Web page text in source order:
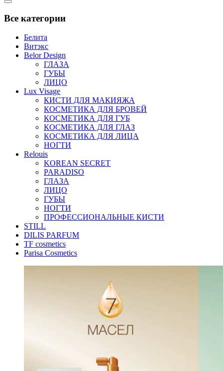
Catalog
Все категории
Белита
Витэкс
Belor Design
ГЛАЗА
ГУБЫ
ЛИЦО
Lux Visage
КИСТИ ДЛЯ МАКИЯЖА
КОСМЕТИКА ДЛЯ БРОВЕЙ
КОСМЕТИКА ДЛЯ ГУБ
КОСМЕТИКА ДЛЯ ГЛАЗ
КОСМЕТИКА ДЛЯ ЛИЦА
НОГТИ
Relouis
KOREAN SECRET
PARADISO
ГЛАЗА
ЛИЦО
ГУБЫ
НОГТИ
ПРОФЕССИОНАЛЬНЫЕ КИСТИ
STILL
DILIS PARFUM
TF cosmetics
Parisa Cosmetics